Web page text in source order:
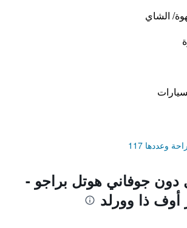
الشاي
وعددها 117
دون جوفاني هوتل براجو -
أوف ذا وورلد